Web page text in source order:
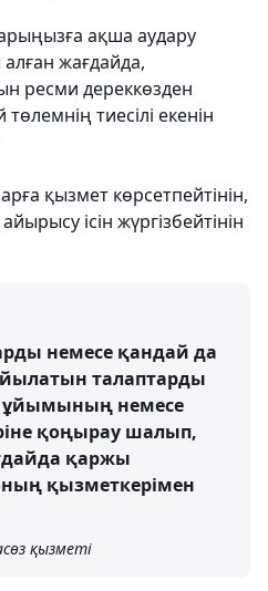
ақша аудару
жағдайда,
ресми дереккөзден
тиесілі екенін
қызмет көрсетпейтінін,
ісін жүргізбейтінін
немесе қандай да
талаптарды
ұйымының немесе
қоңырау шалып,
қаржы
қызметкерімен
қызметі